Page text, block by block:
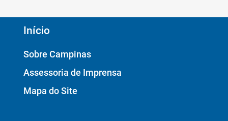
Início
Sobre Campinas
Assessoria de Imprensa
Mapa do Site